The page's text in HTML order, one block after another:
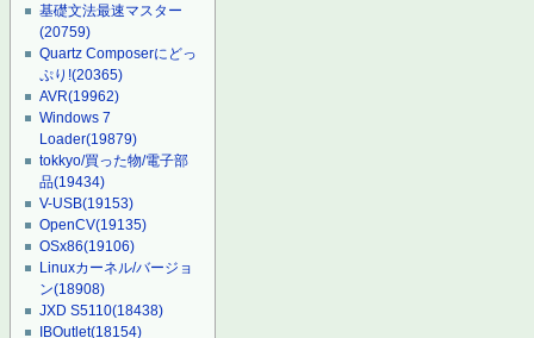
基礎文法最速マスター
(20759)
Quartz Composerにどっ
ぷり!(20365)
AVR(19962)
Windows 7
Loader(19879)
tokkyo/買った物/電子部
品(19434)
V-USB(19153)
OpenCV(19135)
OSx86(19106)
Linuxカーネル/バージョ
ン(18908)
JXD S5110(18438)
IBOutlet(18154)